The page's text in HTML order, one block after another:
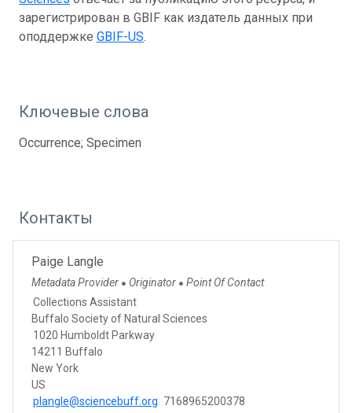
зарегистрирован в GBIF как издатель данных при
оподдержке GBIF-US.
Ключевые слова
Occurrence; Specimen
Контакты
Paige Langle
Metadata Provider ● Originator ● Point Of Contact
Collections Assistant
Buffalo Society of Natural Sciences
1020 Humboldt Parkway
14211 Buffalo
New York
US
plangle@sciencebuff.org 7168965200378